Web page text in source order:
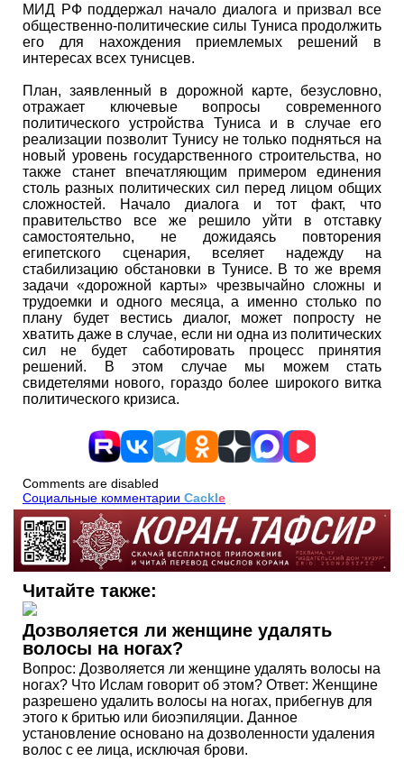
МИД РФ поддержал начало диалога и призвал все
общественно-политические силы Туниса продолжить
его для нахождения приемлемых решений в
интересах всех тунисцев.
План, заявленный в дорожной карте, безусловно,
отражает ключевые вопросы современного
политического устройства Туниса и в случае его
реализации позволит Тунису не только подняться на
новый уровень государственного строительства, но
также станет впечатляющим примером единения
столь разных политических сил перед лицом общих
сложностей. Начало диалога и тот факт, что
правительство все же решило уйти в отставку
самостоятельно, не дожидаясь повторения
египетского сценария, вселяет надежду на
стабилизацию обстановки в Тунисе. В то же время
задачи «дорожной карты» чрезвычайно сложны и
трудоемки и одного месяца, а именно столько по
плану будет вестись диалог, может попросту не
хватить даже в случае, если ни одна из политических
сил не будет саботировать процесс принятия
решений. В этом случае мы можем стать
свидетелями нового, гораздо более широкого витка
политического кризиса.
Comments are disabled
Социальные комментарии Cackle
Читайте также:
Дозволяется ли женщине удалять
волосы на ногах?
Вопрос: Дозволяется ли женщине удалять волосы на
ногах? Что Ислам говорит об этом? Ответ: Женщине
разрешено удалить волосы на ногах, прибегнув для
этого к бритью или биоэпиляции. Данное
установление основано на дозволенности удаления
волос с ее лица, исключая брови.